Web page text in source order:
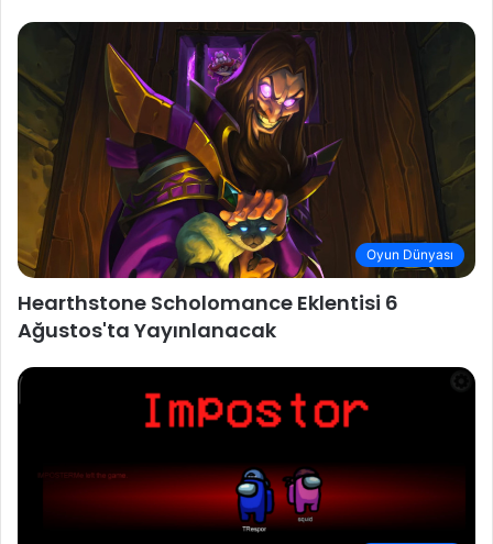
Oyun Dünyası
Hearthstone Scholomance Eklentisi 6
Ağustos'ta Yayınlanacak